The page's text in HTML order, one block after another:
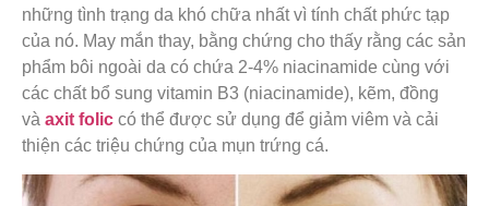
những tình trạng da khó chữa nhất vì tính chất phức tạp
của nó. May mắn thay, bằng chứng cho thấy rằng các sản
phẩm bôi ngoài da có chứa 2-4% niacinamide cùng với
các chất bổ sung vitamin B3 (niacinamide), kẽm, đồng
và axit folic có thể được sử dụng để giảm viêm và cải
thiện các triệu chứng của mụn trứng cá.